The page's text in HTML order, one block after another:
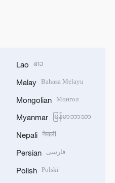
Lao ລາວ
Malay Bahasa Melayu
Mongolian Монгол
Myanmar မြန်မာဘာသာ
Nepali नेपाली
Persian فارسی
Polish Polski